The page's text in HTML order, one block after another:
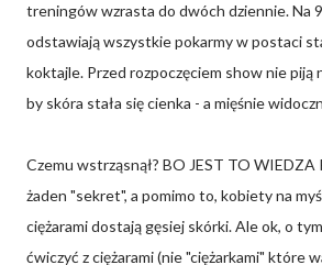
treningów wzrasta do dwóch dziennie. Na
odstawiają wszystkie pokarmy w postaci
koktajle. Przed rozpoczęciem show nie piją
by skóra stała się cienka - a mięśnie
Czemu wstrząsnął? BO JEST TO
żaden "sekret", a pomimo to, kobiety na
ciężarami dostają gęsiej skórki. Ale ok, o
ćwiczyć z ciężarami (nie "ciężarkami" które